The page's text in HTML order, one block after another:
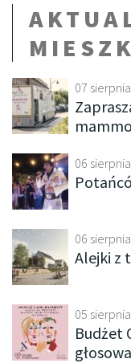
07
06
06
Alejki z
05
Budżet